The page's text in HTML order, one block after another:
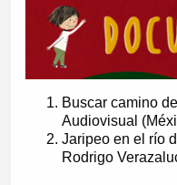
Buscar camino
Audiovisual
Jaripeo en el río
Rodrigo